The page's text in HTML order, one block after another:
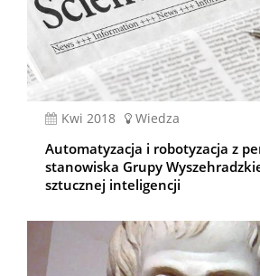
kwi 2018 Wiedza
Automatyzacja i robotyzacja z
stanowiska Grupy
sztucznej inteligencji